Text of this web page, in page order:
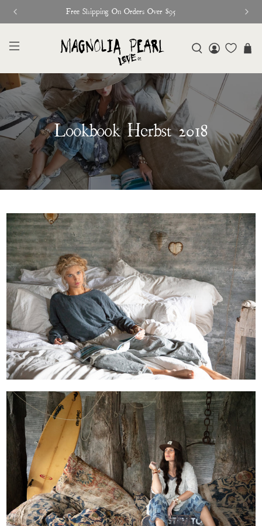
Glitter Saints Audiobook Available For Free Now
Lookbook Herbst 2018